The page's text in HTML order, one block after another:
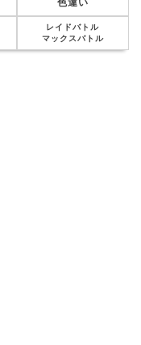
色違い
レイドバトル
マックスバトル